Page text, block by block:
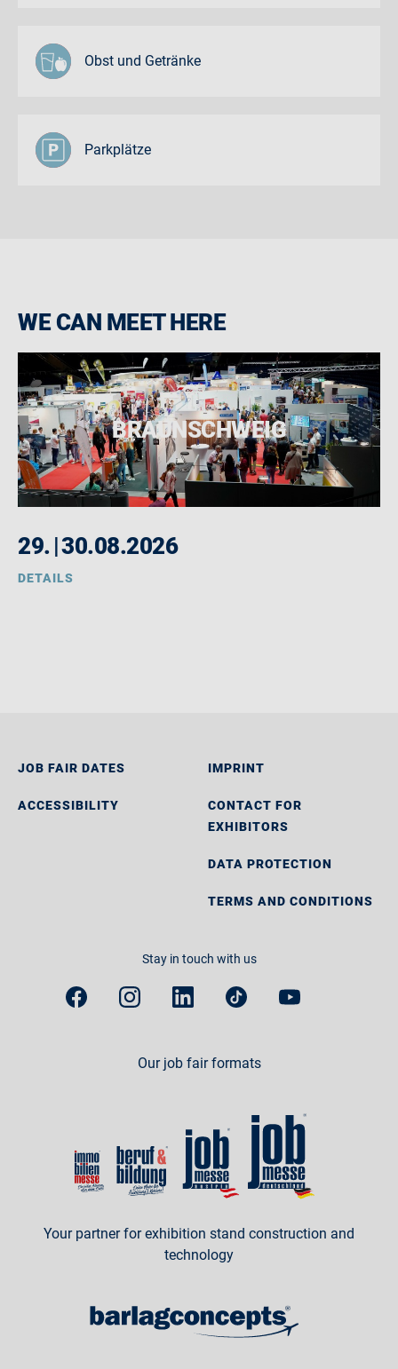
Obst und Getränke
Parkplätze
WE CAN MEET HERE
BRAUNSCHWEIG
29. |30.08.2026
DETAILS
JOB FAIR DATES
ACCESSIBILITY
IMPRINT
CONTACT FOR
EXHIBITORS
DATA PROTECTION
TERMS AND CONDITIONS
Stay in touch with us
Our job fair formats
Your partner for exhibition stand construction and
technology